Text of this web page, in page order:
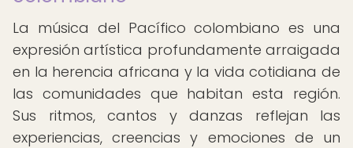
La música del Pacífico colombiano es una
expresión artística profundamente arraigada
en la herencia africana y la vida cotidiana de
las comunidades que habitan esta región.
Sus ritmos, cantos y danzas reflejan las
experiencias, creencias y emociones de un